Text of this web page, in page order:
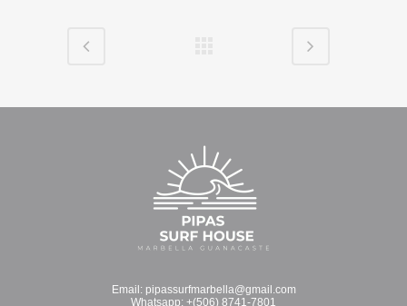
Email: pipassurfmarbella@gmail.com
Whatsapp: +(506) 8741-7801